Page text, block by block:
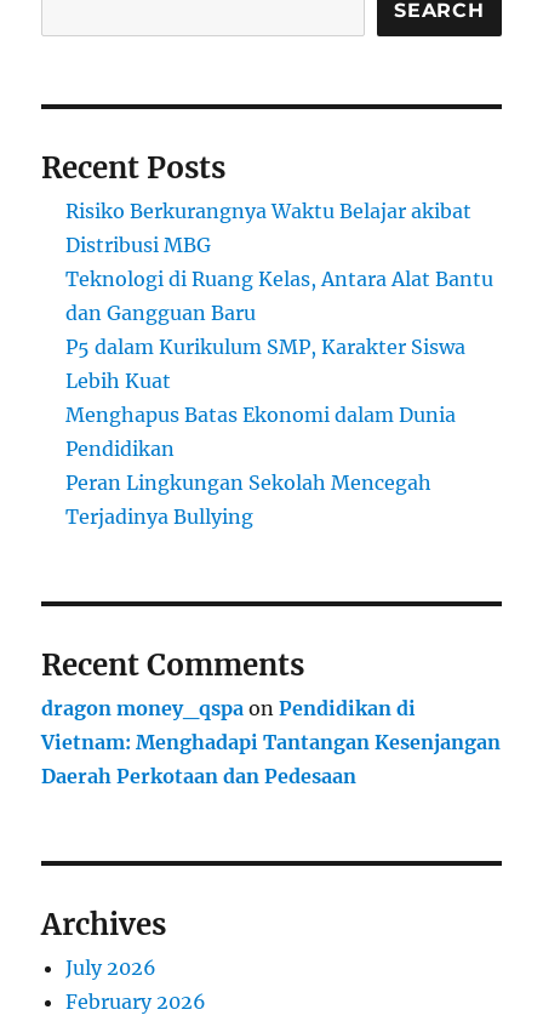
SEARCH
Recent Posts
Risiko Berkurangnya Waktu Belajar akibat
Distribusi MBG
Teknologi di Ruang Kelas, Antara Alat Bantu
dan Gangguan Baru
P5 dalam Kurikulum SMP, Karakter Siswa
Lebih Kuat
Menghapus Batas Ekonomi dalam Dunia
Pendidikan
Peran Lingkungan Sekolah Mencegah
Terjadinya Bullying
Recent Comments
dragon money_qspa onPendidikan di
Vietnam: Menghadapi Tantangan Kesenjangan
Daerah Perkotaan dan Pedesaan
Archives
July 2026
February 2026